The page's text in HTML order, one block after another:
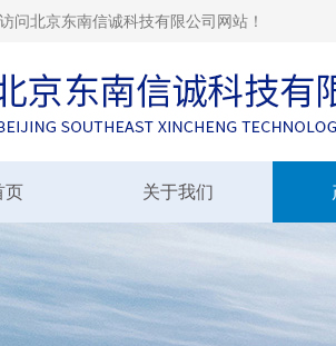
问北京东南信诚科技有限公司网站！
页 关于我们